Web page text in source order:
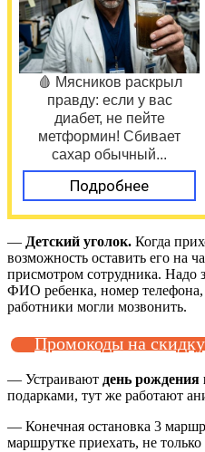
🩸 Мясников раскрыл
правду: если у вас
диабет, не пейте
метформин! Сбивает
сахар обычный...
Подробнее
— Детский уголок. Когда
возможность оставить его на
присмотром сотрудника. Надо
ФИО ребенка, номер телефона,
работники могли мозвонить.
Промокоды на
— Устраивают день рождения
подарками, тут же работают
— Конечная остановка 3
маршрутке приехать, не только